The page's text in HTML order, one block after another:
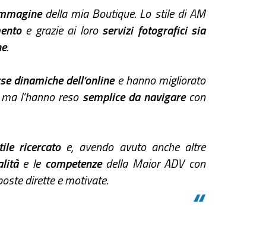
della mia Boutique. Lo stile di AM
e grazie ai loro servizi fotografici sia
.
dinamiche dell’onlinee hanno migliorato
l’hanno reso semplice da navigarecon
ricercatoe, avendo avuto anche altre
e le competenzedella Maior ADV con
dirette e motivate.